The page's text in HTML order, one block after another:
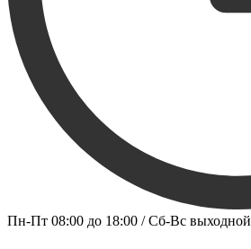
Пн-Пт 08:00 до 18:00 / Сб-Вс выходной